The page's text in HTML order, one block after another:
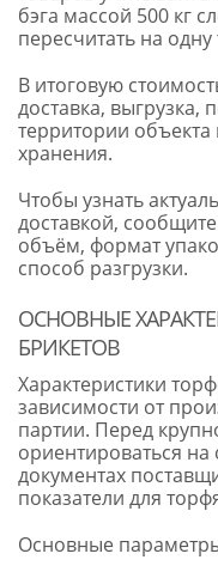
бэга массой 500 кг
пересчитать на одну
В итоговую
доставка,
территории объекта
хранения.
Чтобы узнать
доставкой,
объём, формат
способ разгрузки.
ОСНОВНЫЕ
БРИКЕТОВ
Характеристики
зависимости от
партии. Перед
ориентироваться на
документах
показатели для
Основные